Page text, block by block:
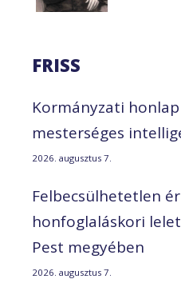
FRISS
Kormányzati
mesterséges
2026. augusztus 7.
Felbecsülhetetlen
honfoglaláskori
Pest megyében
2026. augusztus 7.